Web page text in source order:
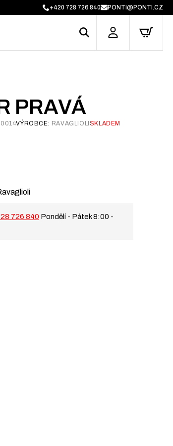
+420 728 726 840 PONTI@PONTI.CZ
PRAVÁ
VÝROBCE: RAVAGLIOLI SKLADEM
726 840 Pondělí - Pátek 8:00 -